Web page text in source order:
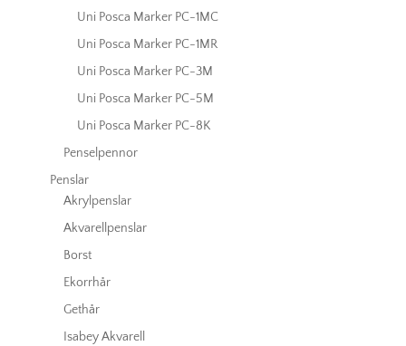
Uni Posca Marker PC-1MC
Uni Posca Marker PC-1MR
Uni Posca Marker PC-3M
Uni Posca Marker PC-5M
Uni Posca Marker PC-8K
Penselpennor
Penslar
Akrylpenslar
Akvarellpenslar
Borst
Ekorrhår
Gethår
Isabey Akvarell